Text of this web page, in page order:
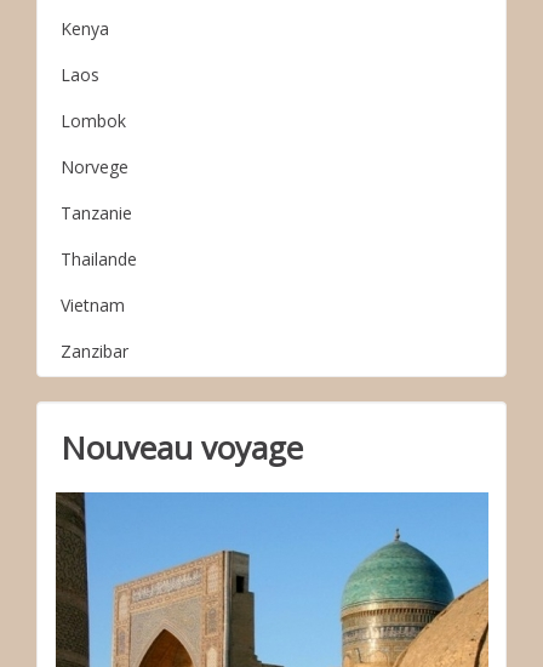
Kenya
Laos
Lombok
Norvege
Tanzanie
Thailande
Vietnam
Zanzibar
Nouveau voyage